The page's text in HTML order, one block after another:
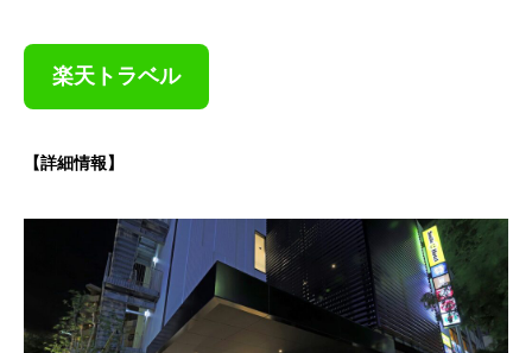
楽天トラベル
【詳細情報】